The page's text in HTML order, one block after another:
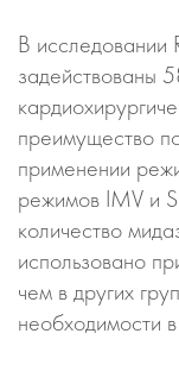
В исследовании
задействованы
преимущество
применении
режимов IMV и
количество
использовано
чем в других
необходимости